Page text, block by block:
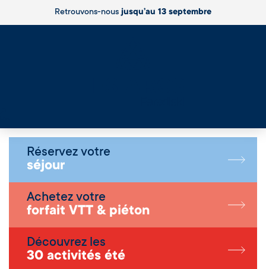
Retrouvons-nousjusqu’au 13 septembre
Réservez votre
séjour
Achetez votre
forfait VTT & piéton
Découvrez les
30 activités été